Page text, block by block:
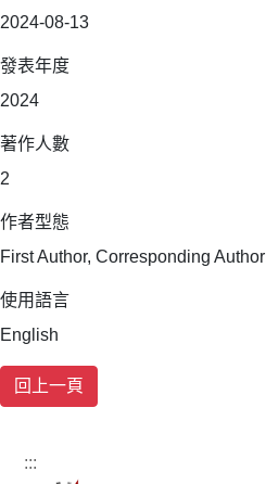
2024-08-13
發表年度
2024
著作人數
2
作者型態
First Author, Corresponding Author
使用語言
English
:::